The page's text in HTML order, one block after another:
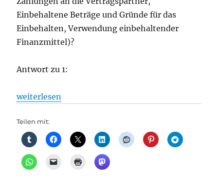
Einbehaltene Beträge und Gründe für das
Einbehalten, Verwendung einbehaltender
Finanzmittel)?
Antwort zu 1:
„Krise? Wie tief steckt die S-Bahn schon drin?, aus
weiterlesen
Teilen mit: